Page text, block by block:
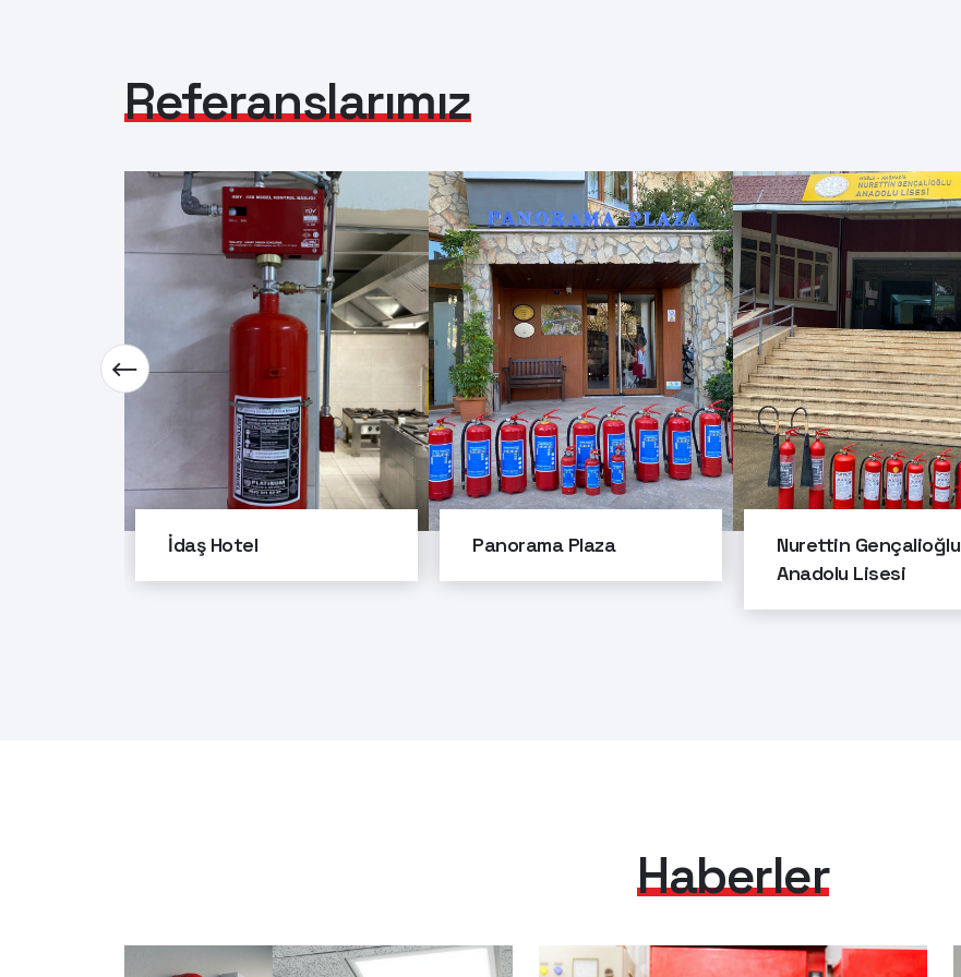
Referanslarımız
İdaş Hotel Panorama Plaza
Nurettin Gençalioğlu
Anadolu Lisesi
Haberler